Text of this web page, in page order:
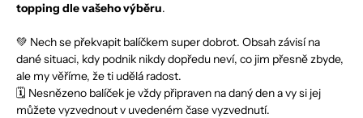
topping dle vašeho výběru.
💚 Nech se překvapit balíčkem super dobrot. Obsah závisí na
dané situaci, kdy podnik nikdy dopředu neví, co jim přesně zbyde,
ale my věříme, že ti udělá radost.
🗓️ Nesnězeno balíček je vždy připraven na daný den a vy si jej
můžete vyzvednout v uvedeném čase vyzvednutí.